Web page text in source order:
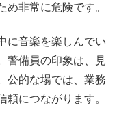
非常に危険です。
に音楽を楽しんでい
警備員の印象は、見
公的な場では、業務
につながります。